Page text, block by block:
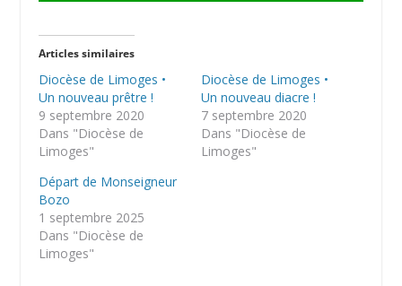
Articles similaires
Diocèse de Limoges •
Un nouveau prêtre !
9 septembre 2020
Dans "Diocèse de
Limoges"
Diocèse de Limoges •
Un nouveau diacre !
7 septembre 2020
Dans "Diocèse de
Limoges"
Départ de Monseigneur
Bozo
1 septembre 2025
Dans "Diocèse de
Limoges"